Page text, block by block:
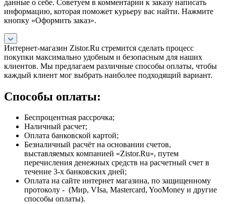
данные о себе. Советуем в комментарии к заказу написать
информацию, которая поможет курьеру вас найти. Нажмите
кнопку «Оформить заказ».
Интернет-магазин Zistor.Ru стремится сделать процесс
покупки максимально удобным и безопасным для наших
клиентов. Мы предлагаем различные способы оплаты, чтобы
каждый клиент мог выбрать наиболее подходящий вариант.
Способы оплаты:
Беспроцентная рассрочка;
Наличный расчет;
Оплата банковской картой;
Безналичный расчёт на основании счетов,
выставляемых компанией «Zistor.Ru», путем
перечисления денежных средств на расчетный счет в
течение 3-х банковских дней;
Оплата на сайте интернет магазина, по защищенному
протоколу - (Мир, VIsa, Mastercard, YooMoney и другие
способы оплаты).